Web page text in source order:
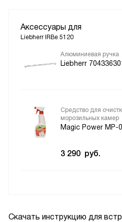
Скачать инструкцию для
Аксессуары для
Liebherr IRBe 5120
Алюминиевая ручка
Liebherr
Средство для
морозильных камер
Magic Power MP-
3 290 руб.